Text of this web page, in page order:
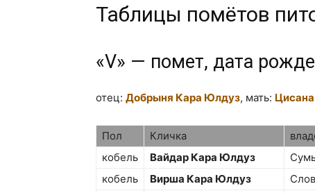
Кара
Таблицы помётов
«V» — помет, дата
отец: Добрыня Кара Юлдуз, мать:
Пол Кличка
кобель
Вайдар Кара Юлдуз
кобель
Вирша Кара Юлдуз